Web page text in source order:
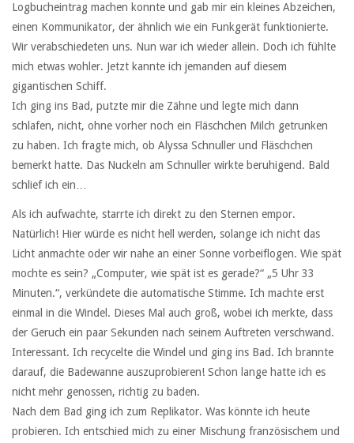
Logbucheintrag machen konnte und gab mir ein kleines Abzeichen,
einen Kommunikator, der ähnlich wie ein Funkgerät funktionierte.
Wir verabschiedeten uns. Nun war ich wieder allein. Doch ich fühlte
mich etwas wohler. Jetzt kannte ich jemanden auf diesem
gigantischen Schiff.
Ich ging ins Bad, putzte mir die Zähne und legte mich dann
schlafen, nicht, ohne vorher noch ein Fläschchen Milch getrunken
zu haben. Ich fragte mich, ob Alyssa Schnuller und Fläschchen
bemerkt hatte. Das Nuckeln am Schnuller wirkte beruhigend. Bald
schlief ich ein…
Als ich aufwachte, starrte ich direkt zu den Sternen empor.
Natürlich! Hier würde es nicht hell werden, solange ich nicht das
Licht anmachte oder wir nahe an einer Sonne vorbeiflogen. Wie spät
mochte es sein? „Computer, wie spät ist es gerade?“ „5 Uhr 33
Minuten.“, verkündete die automatische Stimme. Ich machte erst
einmal in die Windel. Dieses Mal auch groß, wobei ich merkte, dass
der Geruch ein paar Sekunden nach seinem Auftreten verschwand.
Interessant. Ich recycelte die Windel und ging ins Bad. Ich brannte
darauf, die Badewanne auszuprobieren! Schon lange hatte ich es
nicht mehr genossen, richtig zu baden.
Nach dem Bad ging ich zum Replikator. Was könnte ich heute
probieren. Ich entschied mich zu einer Mischung französischem und